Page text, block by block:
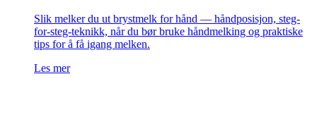
Slik melker du ut brystmelk for hånd — håndposisjon, steg-
for-steg-teknikk, når du bør bruke håndmelking og praktiske
tips for å få igang melken.
Les mer